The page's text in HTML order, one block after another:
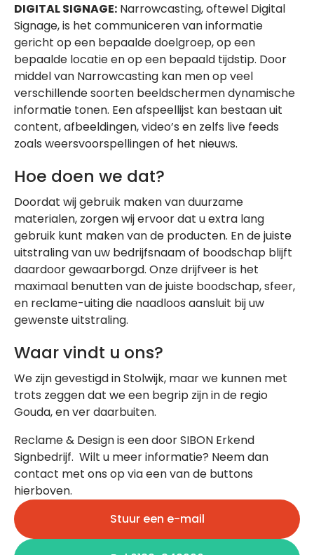
DIGITAL SIGNAGE: Narrowcasting, oftewel Digital
Signage, is het communiceren van informatie
gericht op een bepaalde doelgroep, op een
bepaalde locatie en op een bepaald tijdstip. Door
middel van Narrowcasting kan men op veel
verschillende soorten beeldschermen dynamische
informatie tonen. Een afspeellijst kan bestaan uit
content, afbeeldingen, video’s en zelfs live feeds
zoals weersvoorspellingen of het nieuws.
Hoe doen we dat?
Doordat wij gebruik maken van duurzame
materialen, zorgen wij ervoor dat u extra lang
gebruik kunt maken van de producten. En de juiste
uitstraling van uw bedrijfsnaam of boodschap blijft
daardoor gewaarborgd. Onze drijfveer is het
maximaal benutten van de juiste boodschap, sfeer,
en reclame-uiting die naadloos aansluit bij uw
gewenste uitstraling.
Waar vindt u ons?
We zijn gevestigd in Stolwijk, maar we kunnen met
trots zeggen dat we een begrip zijn in de regio
Gouda, en ver daarbuiten.
Reclame & Design is een door SIBON Erkend
Signbedrijf. Wilt u meer informatie? Neem dan
contact met ons op via een van de buttons
hierboven.
Stuur een e-mail